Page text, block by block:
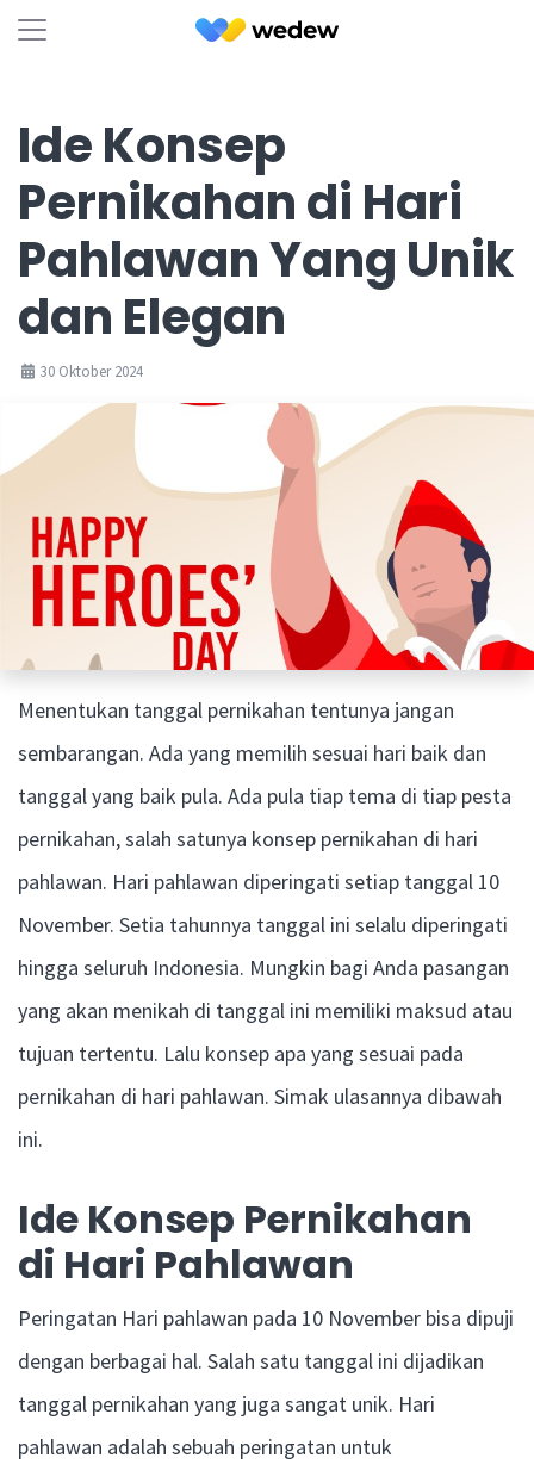
Ide Konsep
Pernikahan di Hari
Pahlawan Yang Unik
dan Elegan
30 Oktober 2024
Menentukan tanggal pernikahan tentunya jangan
sembarangan. Ada yang memilih sesuai hari baik dan
tanggal yang baik pula. Ada pula tiap tema di tiap pesta
pernikahan, salah satunya konsep pernikahan di hari
pahlawan. Hari pahlawan diperingati setiap tanggal 10
November. Setia tahunnya tanggal ini selalu diperingati
hingga seluruh Indonesia. Mungkin bagi Anda pasangan
yang akan menikah di tanggal ini memiliki maksud atau
tujuan tertentu. Lalu konsep apa yang sesuai pada
pernikahan di hari pahlawan. Simak ulasannya dibawah
ini.
Ide Konsep Pernikahan
di Hari Pahlawan
Peringatan Hari pahlawan pada 10 November bisa dipuji
dengan berbagai hal. Salah satu tanggal ini dijadikan
tanggal pernikahan yang juga sangat unik. Hari
pahlawan adalah sebuah peringatan untuk